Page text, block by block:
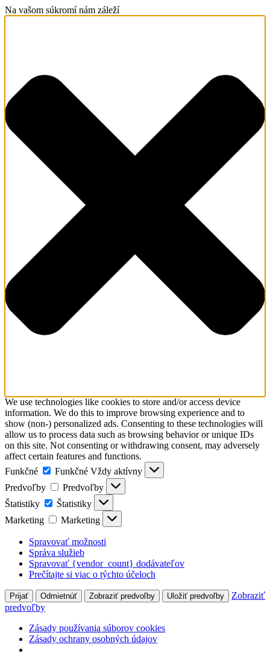
Na vašom súkromí nám záleží
We use technologies like cookies to store and/or access device
information. We do this to improve browsing experience and to
show (non-) personalized ads. Consenting to these technologies will
allow us to process data such as browsing behavior or unique IDs
on this site. Not consenting or withdrawing consent, may adversely
affect certain features and functions.
Funkčné
Funkčné Vždy aktívny
Predvoľby
Predvoľby
Štatistiky
Štatistiky
Marketing
Marketing
Spravovať možnosti
Správa služieb
Spravovať {vendor_count} dodávateľov
Prečítajte si viac o týchto účeloch
Prijať Odmietnúť Zobraziť predvoľby Uložiť predvoľby
Zobraziť
predvoľby
Zásady používania súborov cookies
Zásady ochrany osobných údajov